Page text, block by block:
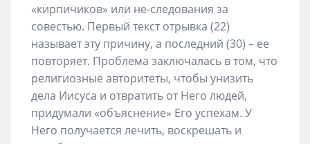
«кирпичиков» или не-следования за
совестью. Первый текст отрывка (22)
называет эту причину, а последний (30) – ее
повторяет. Проблема заключалась в том, что
религиозные авторитеты, чтобы унизить
дела Иисуса и отвратить от Него людей,
придумали «объяснение» Его успехам. У
Него получается лечить, воскрешать и